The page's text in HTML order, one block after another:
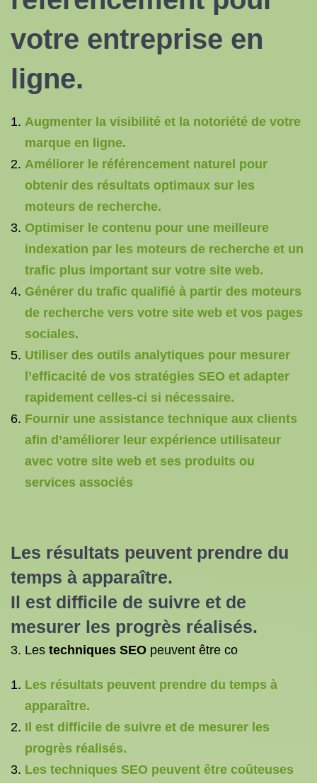
votre entreprise en
ligne.
Augmenter la visibilité et la notoriété de votre
marque en ligne.
Améliorer le référencement naturel pour
obtenir des résultats optimaux sur les
moteurs de recherche.
Optimiser le contenu pour une meilleure
indexation par les moteurs de recherche et un
trafic plus important sur votre site web.
Générer du trafic qualifié à partir des moteurs
de recherche vers votre site web et vos pages
sociales.
Utiliser des outils analytiques pour mesurer
l’efficacité de vos stratégies SEO et adapter
rapidement celles-ci si nécessaire.
Fournir une assistance technique aux clients
afin d’améliorer leur expérience utilisateur
avec votre site web et ses produits ou
services associés
Les résultats peuvent prendre du
temps à apparaître.
Il est difficile de suivre et de
mesurer les progrès réalisés.
3. Les techniques SEO peuvent être co
Les résultats peuvent prendre du temps à
apparaître.
Il est difficile de suivre et de mesurer les
progrès réalisés.
Les techniques SEO peuvent être coûteuses